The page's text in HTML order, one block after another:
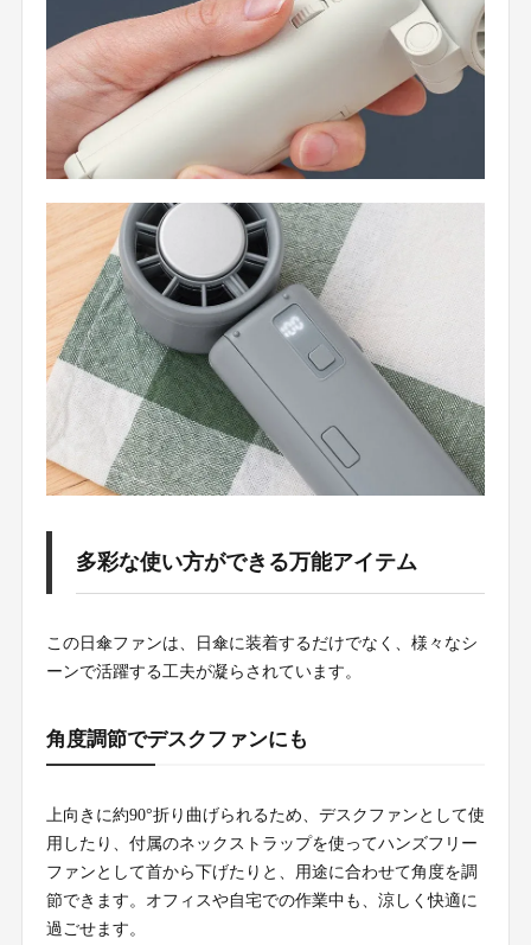
多彩な使い方ができる万能アイテム
この日傘ファンは、日傘に装着するだけでなく、様々なシ
ーンで活躍する工夫が凝らされています。
角度調節でデスクファンにも
上向きに約90°折り曲げられるため、デスクファンとして使
用したり、付属のネックストラップを使ってハンズフリー
ファンとして首から下げたりと、用途に合わせて角度を調
節できます。オフィスや自宅での作業中も、涼しく快適に
過ごせます。